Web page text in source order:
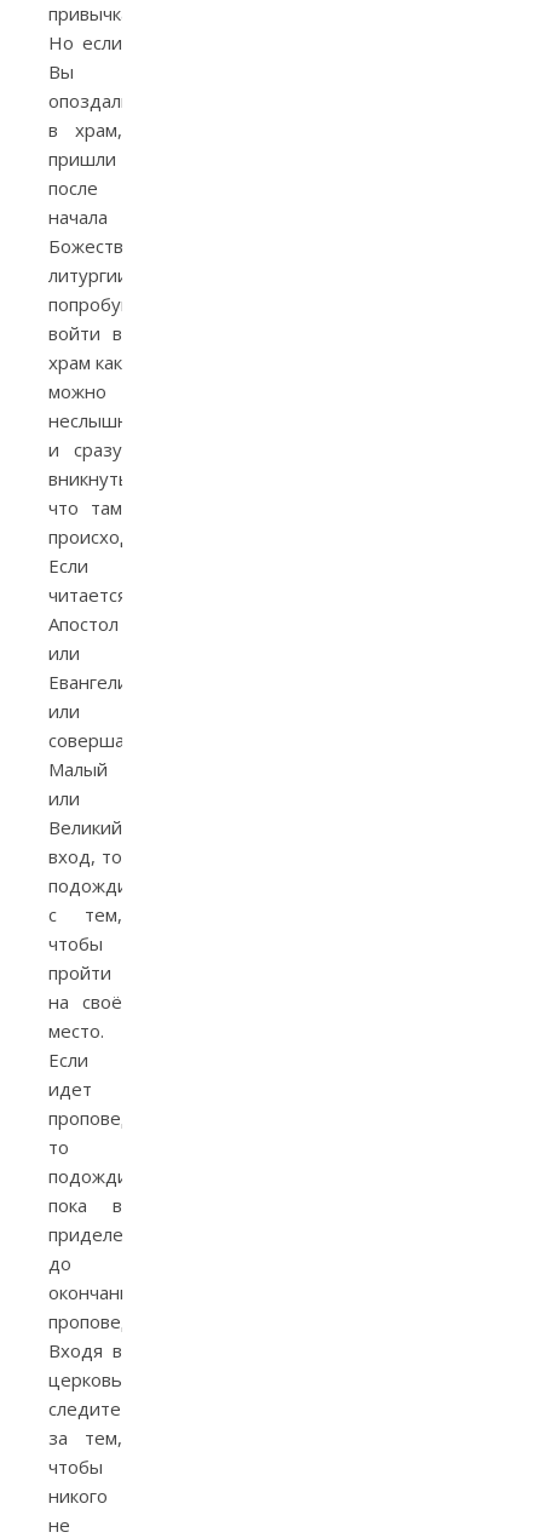
привычка.
Но если
Вы
опоздали
в храм,
пришли
после
начала
Божественной
литургии,
попробуйте
войти в
храм как
можно
неслышнее
и сразу
вникнуть,
что там
происходит.
Если
читается
Апостол
или
Евангелие
или
совершается
Малый
или
Великий
вход, то
подождите
с тем,
чтобы
пройти
на своё
место.
Если
идет
проповедь,
то
подождите
пока в
приделе
до
окончания
проповеди.
Входя в
церковь,
следите
за тем,
чтобы
никого
не